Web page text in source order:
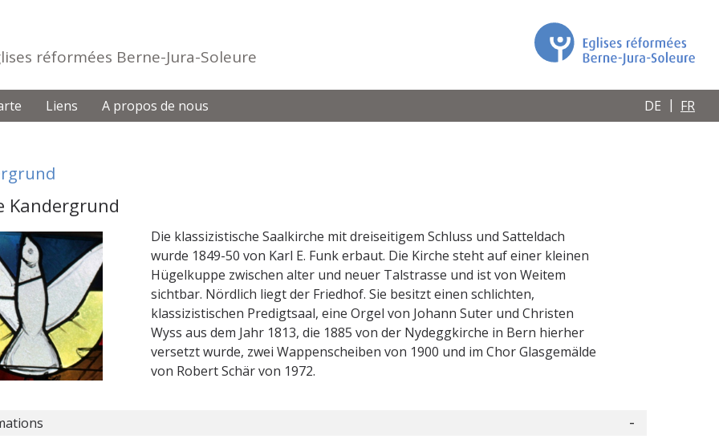
réformées Berne-Jura-Soleure
Liens A propos de nous DE FR
Kandergrund
Die klassizistische Saalkirche mit dreiseitigem Schluss und Satteldach
wurde 1849-50 von Karl E. Funk erbaut. Die Kirche steht auf einer kleinen
Hügelkuppe zwischen alter und neuer Talstrasse und ist von Weitem
sichtbar. Nördlich liegt der Friedhof. Sie besitzt einen schlichten,
klassizistischen Predigtsaal, eine Orgel von Johann Suter und Christen
Wyss aus dem Jahr 1813, die 1885 von der Nydeggkirche in Bern hierher
versetzt wurde, zwei Wappenscheiben von 1900 und im Chor Glasgemälde
von Robert Schär von 1972.